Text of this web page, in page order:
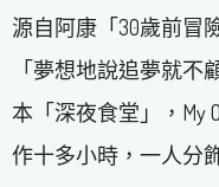
源自阿康「30歲前冒
「夢想地說追夢就不
本「深夜食堂」，My
作十多小時，一人分